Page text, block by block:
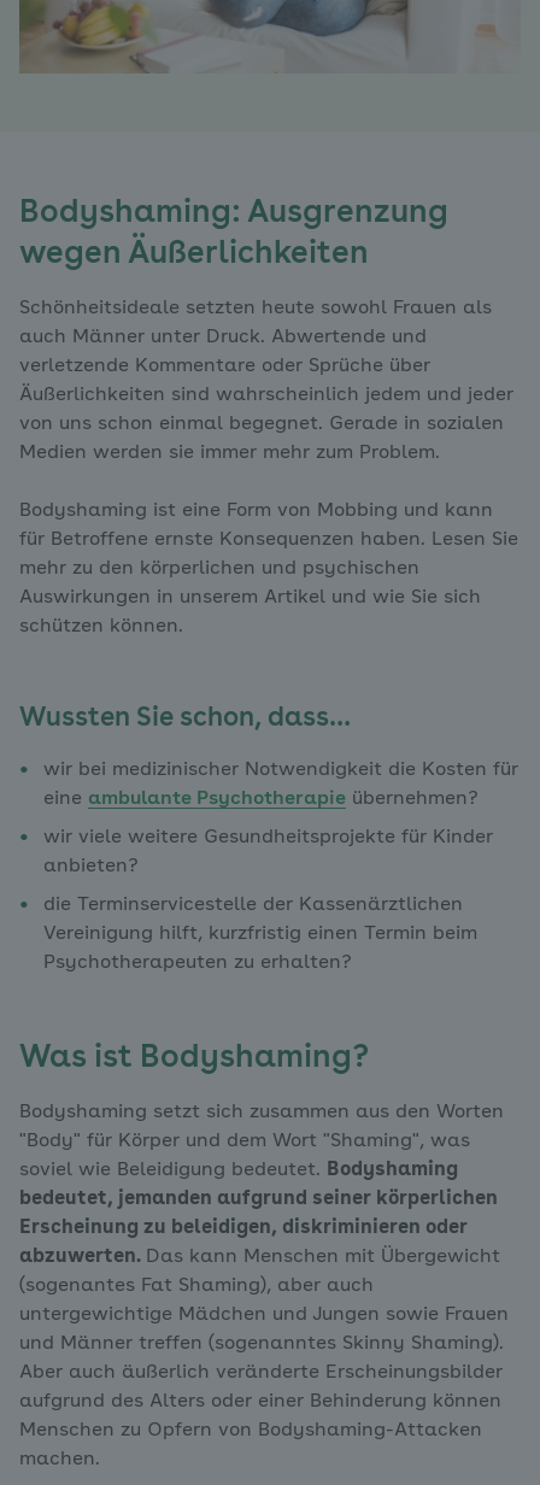
Bodyshaming: Ausgrenzung
wegen Äußerlichkeiten
Schönheitsideale setzten heute sowohl Frauen als
auch Männer unter Druck. Abwertende und
verletzende Kommentare oder Sprüche über
Äußerlichkeiten sind wahrscheinlich jedem und jeder
von uns schon einmal begegnet. Gerade in sozialen
Medien werden sie immer mehr zum Problem.
Bodyshaming ist eine Form von Mobbing und kann
für Betroffene ernste Konsequenzen haben. Lesen Sie
mehr zu den körperlichen und psychischen
Auswirkungen in unserem Artikel und wie Sie sich
schützen können.
Wussten Sie schon, dass…
wir bei medizinischer Notwendigkeit die Kosten für
eine ambulante Psychotherapie übernehmen?
wir viele weitere Gesundheitsprojekte für Kinder
anbieten?
die Terminservicestelle der Kassenärztlichen
Vereinigung hilft, kurzfristig einen Termin beim
Psychotherapeuten zu erhalten?
Was ist Bodyshaming?
Bodyshaming setzt sich zusammen aus den Worten
"Body" für Körper und dem Wort "Shaming", was
soviel wie Beleidigung bedeutet. Bodyshaming
bedeutet, jemanden aufgrund seiner körperlichen
Erscheinung zu beleidigen, diskriminieren oder
abzuwerten. Das kann Menschen mit Übergewicht
(sogenantes Fat Shaming), aber auch
untergewichtige Mädchen und Jungen sowie Frauen
und Männer treffen (sogenanntes Skinny Shaming).
Aber auch äußerlich veränderte Erscheinungsbilder
aufgrund des Alters oder einer Behinderung können
Menschen zu Opfern von Bodyshaming-Attacken
machen.